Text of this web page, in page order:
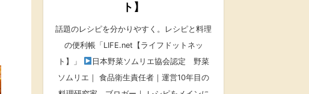
ト】
話題のレシピを分かりやすく。レシピと料理
の便利帳「LIFE.net【ライフドットネッ
ト】」
日本野菜ソムリエ協会認定 野菜
ソムリエ｜ 食品衛生責任者｜運営10年目の